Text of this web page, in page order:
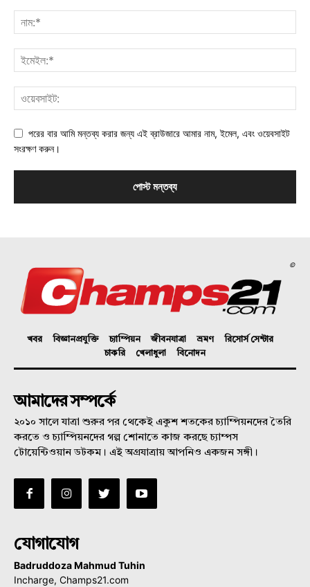
পরের বার আমি মন্তব্য করার জন্য এই ব্রাউজারে আমার নাম, ইমেল, এবং ওয়েবসাইট
সংরক্ষণ করুন।
©
খবর বিজ্ঞানপ্রযুক্তি চ্যাম্পিয়ন জীবনযাত্রা ভ্রমণ
রিসোর্স সেন্টার
চাকরি
খেলাধুলা বিনোদন
আমাদের সম্পর্কে
২০১০ সালে যাত্রা শুরুর পর থেকেই একুশ শতকের চ্যাম্পিয়নদের তৈরি
করতে ও চ্যাম্পিয়নদের গল্প শোনাতে কাজ করছে চ্যাম্পস
টোয়েন্টিওয়ান ডটকম। এই অগ্রযাত্রায় আপনিও একজন সঙ্গী।
যোগাযোগ
Badruddoza Mahmud Tuhin
Incharge, Champs21.com